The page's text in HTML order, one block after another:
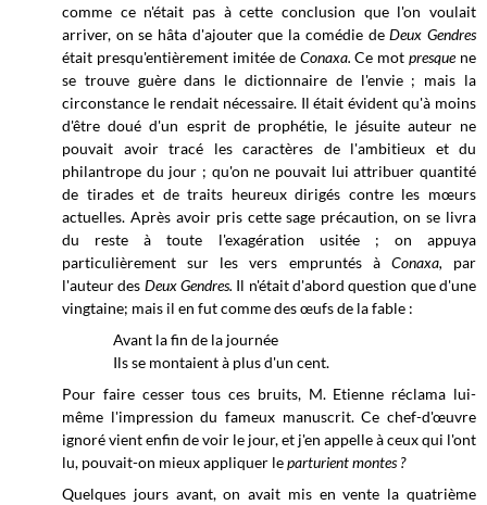
comme ce n'était pas à cette conclusion que l'on voulait
arriver, on se hâta d'ajouter que la comédie deDeux Gendres
était presqu'entièrement imitée de Conaxa.Ce motpresque ne
se trouve guère dans le dictionnaire de l'envie ; mais la
circonstance le rendait nécessaire. Il était évident qu'à moins
d'être doué d'un esprit de prophétie, le jésuite auteur ne
pouvait avoir tracé les caractères de l'ambitieux et du
philantrope du jour ; qu'on ne pouvait lui attribuer quantité
de tirades et de traits heureux dirigés contre les mœurs
actuelles. Après avoir pris cette sage précaution, on se livra
du reste à toute l'exagération usitée ; on appuya
particulièrement sur les vers empruntés à Conaxa, par
l'auteur des Deux Gendres. Il n'était d'abord question que d'une
vingtaine; mais il en fut comme des œufs de la fable :
Avant la fin de la journée
Ils se montaient à plus d'un cent.
Pour faire cesser tous ces bruits, M. Etienne réclama lui-
même l'impression du fameux manuscrit. Ce chef-d'œuvre
ignoré vient enfin de voir le jour, et j'en appelle à ceux qui l'ont
lu, pouvait-on mieux appliquer leparturient montes ?
Quelques jours avant, on avait mis en vente la quatrième